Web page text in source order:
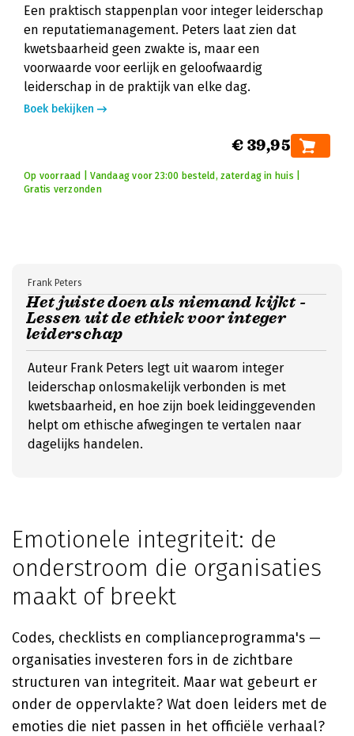
Een praktisch stappenplan voor integer leiderschap
en reputatiemanagement. Peters laat zien dat
kwetsbaarheid geen zwakte is, maar een
voorwaarde voor eerlijk en geloofwaardig
leiderschap in de praktijk van elke dag.
Boek bekijken
€ 39,95
Op voorraad | Vandaag voor 23:00 besteld, zaterdag in huis |
Gratis verzonden
Het juiste doen als niemand kijkt -
Lessen uit de ethiek voor integer
leiderschap
Frank Peters
Auteur Frank Peters legt uit waarom integer
leiderschap onlosmakelijk verbonden is met
kwetsbaarheid, en hoe zijn boek leidinggevenden
helpt om ethische afwegingen te vertalen naar
dagelijks handelen.
Emotionele integriteit: de
onderstroom die organisaties
maakt of breekt
Codes, checklists en complianceprogramma's —
organisaties investeren fors in de zichtbare
structuren van integriteit. Maar wat gebeurt er
onder de oppervlakte? Wat doen leiders met de
emoties die niet passen in het officiële verhaal?